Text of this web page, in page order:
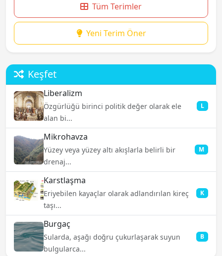
Tüm Terimler
Yeni Terim Öner
Keşfet
Liberalizm
Özgürlüğü birinci politik değer olarak ele
alan bi...
L
Mikrohavza
Yüzey veya yüzey altı akışlarla belirli bir
drenaj...
M
Karstlaşma
Eriyebilen kayaçlar olarak adlandırılan kireç
taşı...
K
Burgaç
Sularda, aşağı doğru çukurlaşarak suyun
bulgularca...
B